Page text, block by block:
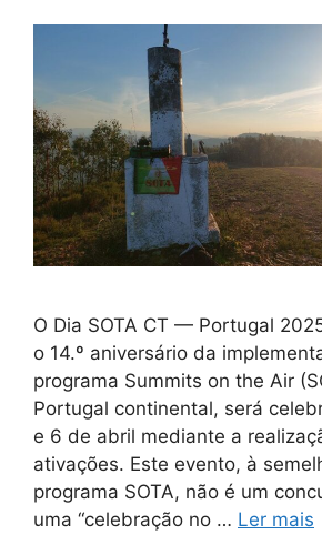
O Dia SOTA CT — Portugal
o 14.º aniversário da
programa Summits on the Air
Portugal continental, será
e 6 de abril mediante a
ativações. Este evento, à
programa SOTA, não é um
uma “celebração no … Ler mais